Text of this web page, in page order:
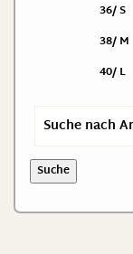
36/ S
38/ M
40/ L
Suche